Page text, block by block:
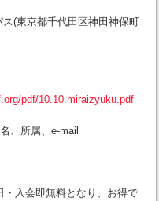
(東京都千代田区神田神保町
pdf/10.10.miraizyuku.pdf
所属、e-mail
入会即無料となり、お得で